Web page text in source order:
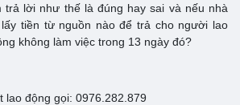
trả lời như thế là đúng hay sai và nếu nhà
tiền từ nguồn nào để trả cho người lao
không làm việc trong 13 ngày đó?
lao động gọi: 0976.282.879